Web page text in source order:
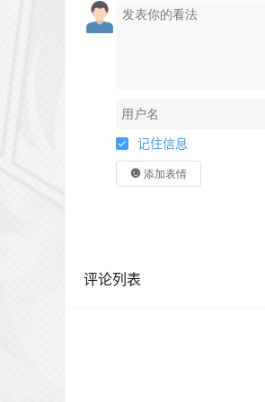
记住信息
添加表情
评论列表